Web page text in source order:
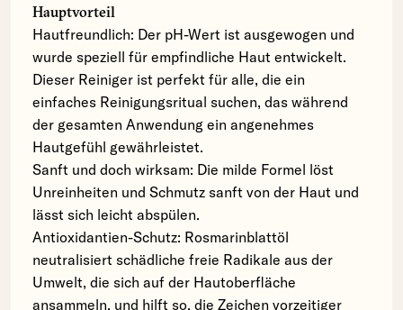
Hauptvorteil
Hautfreundlich: Der pH-Wert ist ausgewogen und
wurde speziell für empfindliche Haut entwickelt.
Dieser Reiniger ist perfekt für alle, die ein
einfaches Reinigungsritual suchen, das während
der gesamten Anwendung ein angenehmes
Hautgefühl gewährleistet.
Sanft und doch wirksam: Die milde Formel löst
Unreinheiten und Schmutz sanft von der Haut und
lässt sich leicht abspülen.
Antioxidantien-Schutz: Rosmarinblattöl
neutralisiert schädliche freie Radikale aus der
Umwelt, die sich auf der Hautoberfläche
ansammeln, und hilft so, die Zeichen vorzeitiger